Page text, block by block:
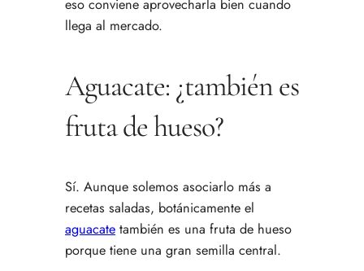
eso conviene aprovecharla bien cuando
llega al mercado.
Aguacate: ¿también es
fruta de hueso?
Sí. Aunque solemos asociarlo más a
recetas saladas, botánicamente el
aguacate también es una fruta de hueso
porque tiene una gran semilla central.